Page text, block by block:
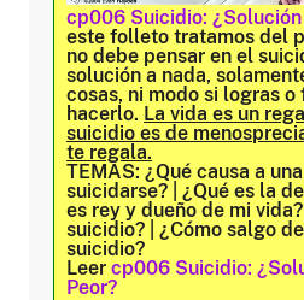
cp006 Suicidio: ¿Solución
este folleto tratamos del
no debe pensar en el
solución a nada,
cosas, ni modo si logras o
hacerlo. La vida es un
suicidio es de
te regala.
TEMAS: ¿Qué causa a
suicidarse? | ¿Qué es la
es rey y dueño de mi
suicidio? | ¿Cómo salgo
suicidio?
Leer cp006 Suicidio:
Peor?